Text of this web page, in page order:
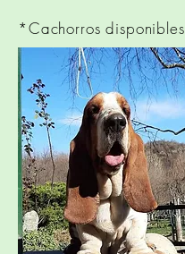
*Cachorros disponibles